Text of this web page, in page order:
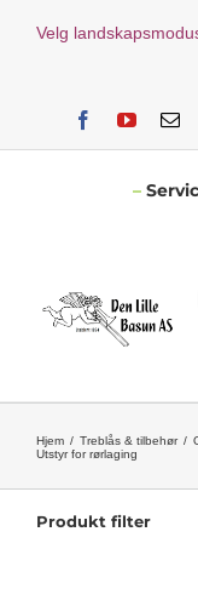
Velg
–
Hjem Treblås & tilbehør
Utstyr for rørlaging
Produkt filter